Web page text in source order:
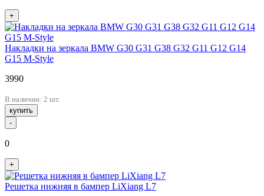
+
Накладки на зеркала BMW G30 G31 G38 G32 G11 G12 G14
G15 M-Style
3990
В наличии: 2 шт.
купить
-
0
+
Решетка нижняя в бампер LiXiang L7